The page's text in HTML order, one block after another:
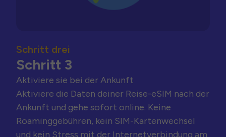
Schritt drei
Schritt 3
Aktiviere sie bei der Ankunft
Aktiviere die Daten deiner Reise-eSIM nach der
Ankunft und gehe sofort online. Keine
Roaminggebühren, kein SIM-Kartenwechsel
und kein Stress mit der Internetverbindung am